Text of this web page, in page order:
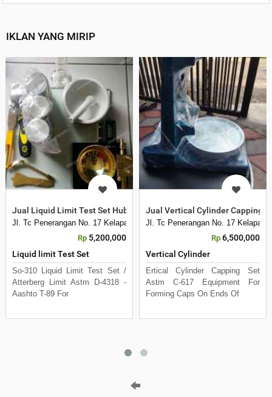
IKLAN YANG MIRIP
Jual Liquid Limit Test Set Hub
Jl. Tc Penerangan No. 17 Kelapa Dua Kebon Jeruk
Rp 5,200,000
Liquid limit Test Set
So-310 Liquid Limit Test Set /
Atterberg Limit Astm D-4318 -
Aashto T-89 For
Jual Vertical Cylinder Capping
Jl. Tc Penerangan No. 17 Kelapa
Rp 6,500,000
Vertical Cylinder
Ertical Cylinder Capping Set
Astm C-617 Equipment For
Forming Caps On Ends Of